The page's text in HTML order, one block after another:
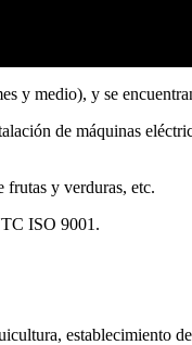
y medio), y se
de máquinas
frutas y verduras, etc.
ISO 9001.
establecimiento